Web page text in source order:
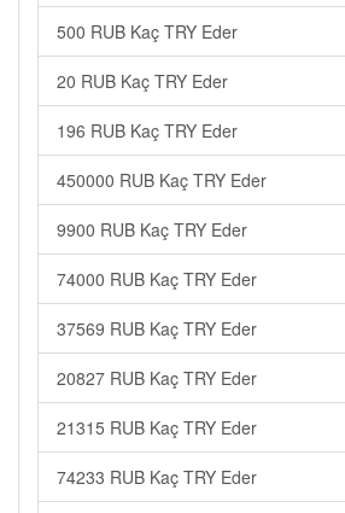
500 RUB Kaç TRY Eder
20 RUB Kaç TRY Eder
196 RUB Kaç TRY Eder
450000 RUB Kaç TRY Eder
9900 RUB Kaç TRY Eder
74000 RUB Kaç TRY Eder
37569 RUB Kaç TRY Eder
20827 RUB Kaç TRY Eder
21315 RUB Kaç TRY Eder
74233 RUB Kaç TRY Eder